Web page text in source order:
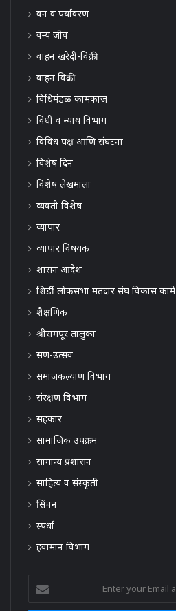
वन व पर्यावरण
वन्य जीव
वाहन खरेदी-विक्री
वाहन विक्री
विधिमंडळ कामकाज
विधी व न्याय विभाग
विविध पक्ष आणि संघटना
विशेष दिन
विशेष लेखमाला
व्यक्ती विशेष
व्यापार
व्यापार विषयक
शासन आदेश
शिर्डी लोकसभा मतदार संघ विकास कामे
शैक्षणिक
श्रीरामपूर तालुका
सण-उत्सव
समाजकल्याण विभाग
संरक्षण विभाग
सहकार
सामाजिक उपक्रम
सामान्य प्रशासन
साहित्य व संस्कृती
सिंचन
स्पर्धा
हवामान विभाग
your